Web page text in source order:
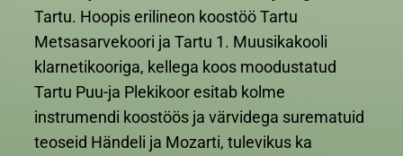
Tartu. Hoopis erilineon koostöö Tartu
Metsasarvekoori ja Tartu 1. Muusikakooli
klarnetikooriga, kellega koos moodustatud
Tartu Puu-ja Plekikoor esitab kolme
instrumendi koostöös ja värvidega surematuid
teoseid Händeli ja Mozarti, tulevikus ka